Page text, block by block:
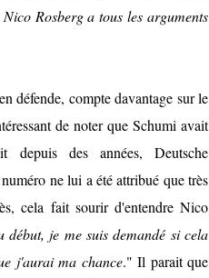
Rosberg a tous les arguments
défende, compte davantage sur le
de noter que Schumi avait
des années, Deutsche
ne lui a été attribué que très
cela fait sourir d'entendre Nico
je me suis demandé si cela
j'aurai ma chance." Il parait que